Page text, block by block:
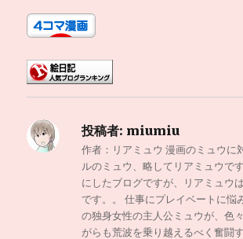
投稿者: miumiu
作者：リアミュウ 漫画のミュウに
ルのミュウ、略してリアミュウで
にしたブログですが、リアミュウ
です。。 仕事にプレイベートに悩
の独身女性の主人公ミュウが、色
がらも荒波を乗り越えるべく奮闘